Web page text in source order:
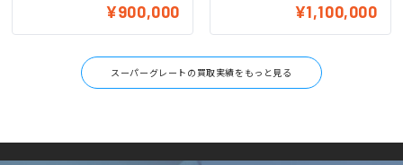
¥900,000 ¥1,100,000
スーパーグレートの買取実績をもっと見る